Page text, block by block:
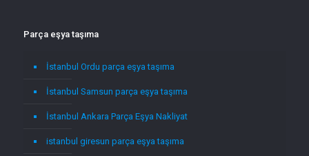
Parça eşya taşıma
İstanbul Ordu parça eşya taşıma
İstanbul Samsun parça eşya taşıma
İstanbul Ankara Parça Eşya Nakliyat
istanbul giresun parça eşya taşıma